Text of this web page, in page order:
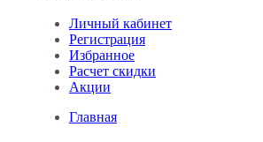
Личный кабинет
Регистрация
Избранное
Расчет скидки
Акции
Главная